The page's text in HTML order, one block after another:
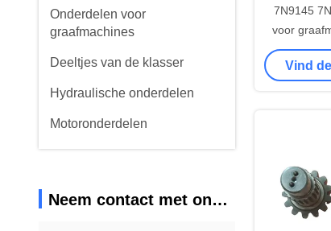
Onderdelen voor
graafmachines
Deeltjes van de klasser
Hydraulische onderdelen
Motoronderdelen
Neem contact met ons op
7N9145
voor
Vind